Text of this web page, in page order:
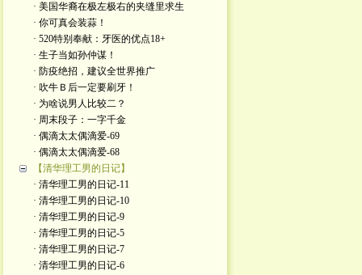
· 美国华裔在极左极右的夹缝里求生
· 你可真会装蒜！
· 520特别奉献：牙医的优点18+
· 生子当如孙仲谋！
· 防疫绝招，建议全世界推广
· 吹牛Ｂ后一定要刷牙！
· 为啥说男人比较二？
· 周末段子：一字千金
· 偶滴太太偶滴爱-69
· 偶滴太太偶滴爱-68
【清华理工男的日记】
· 清华理工男的日记-11
· 清华理工男的日记-10
· 清华理工男的日记-9
· 清华理工男的日记-5
· 清华理工男的日记-7
· 清华理工男的日记-6